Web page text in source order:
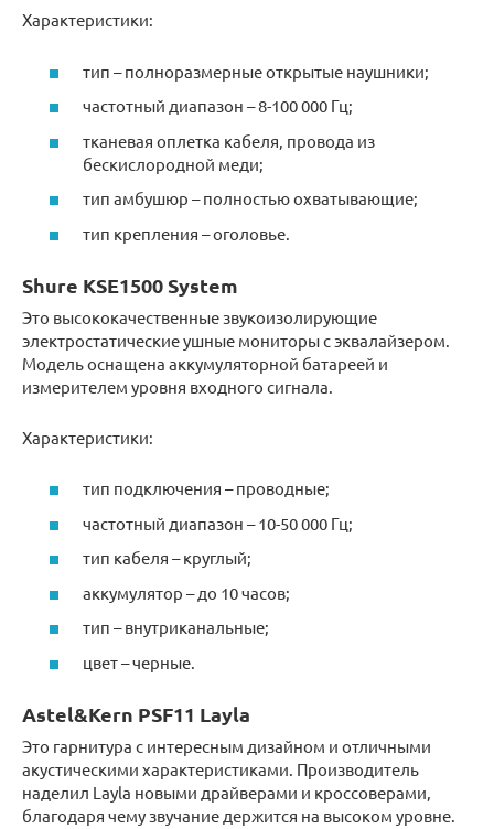
Характеристики:
тип – полноразмерные открытые наушники;
частотный диапазон – 8-100 000 Гц;
тканевая оплетка кабеля, провода из
бескислородной меди;
тип амбушюр – полностью охватывающие;
тип крепления – оголовье.
Shure KSE1500 System
Это высококачественные звукоизолирующие
электростатические ушные мониторы с эквалайзером.
Модель оснащена аккумуляторной батареей и
измерителем уровня входного сигнала.
Характеристики:
тип подключения – проводные;
частотный диапазон – 10-50 000 Гц;
тип кабеля – круглый;
аккумулятор – до 10 часов;
тип – внутриканальные;
цвет – черные.
Astel&Kern PSF11 Layla
Это гарнитура с интересным дизайном и отличными
акустическими характеристиками. Производитель
наделил Layla новыми драйверами и кроссоверами,
благодаря чему звучание держится на высоком уровне.